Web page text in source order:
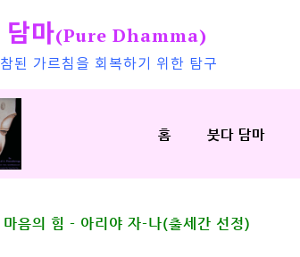
담마(Pure Dhamma)
된 가르침을 회복하기 위한 탐구
홈 붓다 담마
마음의 힘 - 아리야 자-나(출세간 선정)